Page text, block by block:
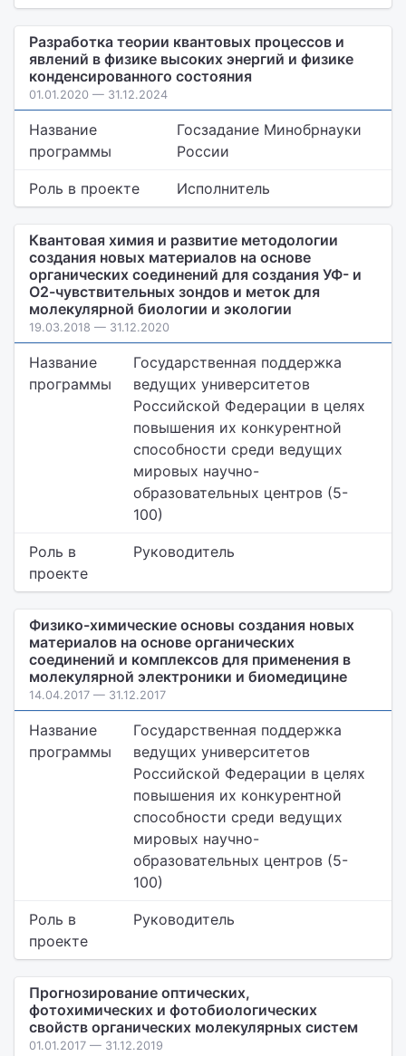
Разработка теории квантовых процессов и
явлений в физике высоких энергий и физике
конденсированного состояния
01.01.2020 — 31.12.2024
Название
программы
Госзадание Минобрнауки
России
Роль в проекте Исполнитель
Квантовая химия и развитие методологии
создания новых материалов на основе
органических соединений для создания УФ- и
О2-чувствительных зондов и меток для
молекулярной биологии и экологии
19.03.2018 — 31.12.2020
Название
программы
Государственная поддержка
ведущих университетов
Российской Федерации в целях
повышения их конкурентной
способности среди ведущих
мировых научно-
образовательных центров (5-
100)
Роль в
проекте
Руководитель
Физико-химические основы создания новых
материалов на основе органических
соединений и комплексов для применения в
молекулярной электроники и биомедицине
14.04.2017 — 31.12.2017
Название
программы
Государственная поддержка
ведущих университетов
Российской Федерации в целях
повышения их конкурентной
способности среди ведущих
мировых научно-
образовательных центров (5-
100)
Роль в
проекте
Руководитель
Прогнозирование оптических,
фотохимических и фотобиологических
свойств органических молекулярных систем
01.01.2017 — 31.12.2019